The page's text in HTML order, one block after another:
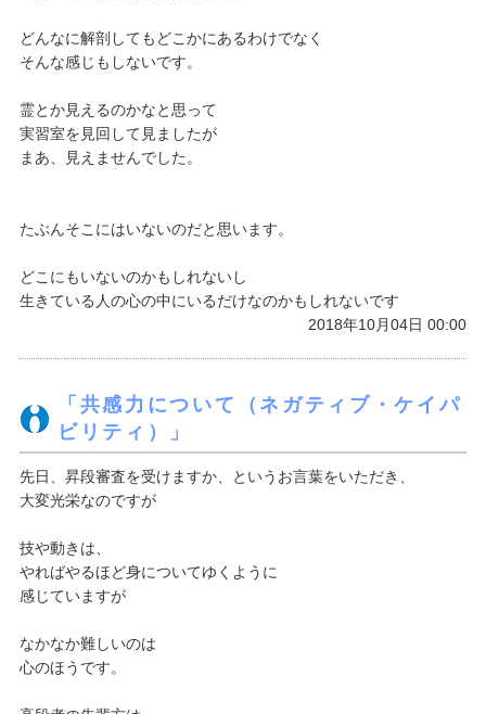
どんなに解剖してもどこかにあるわけでなく
そんな感じもしないです。
霊とか見えるのかなと思って
実習室を見回して見ましたが
まあ、見えませんでした。
たぶんそこにはいないのだと思います。
どこにもいないのかもしれないし
生きている人の心の中にいるだけなのかもしれないです
2018年10月04日 00:00
「共感力について（ネガティブ・ケイパ
ビリティ）」
先日、昇段審査を受けますか、というお言葉をいただき、
大変光栄なのですが
技や動きは、
やればやるほど身についてゆくように
感じていますが
なかなか難しいのは
心のほうです。